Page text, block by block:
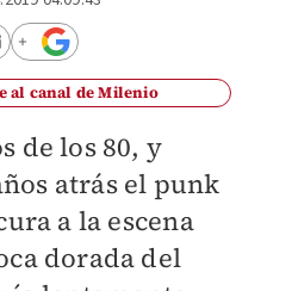
al canal de Milenio
de los 80, y
atrás el punk
a la escena
dorada del